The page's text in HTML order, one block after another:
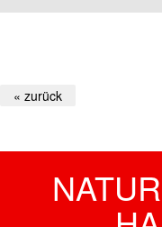
« zurück